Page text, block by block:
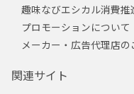
趣味なびエシカル消費推
プロモーションについて
メーカー・広告代理店の
関連サイト